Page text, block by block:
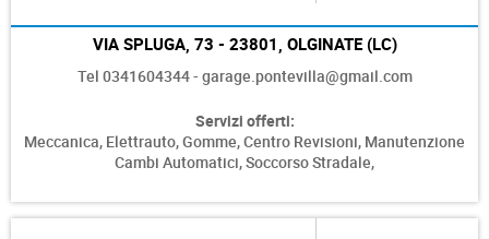
VIA SPLUGA, 73 - 23801, OLGINATE (LC)
Tel 0341604344 - garage.pontevilla@gmail.com
Servizi offerti:
Meccanica, Elettrauto,Gomme,Centro Revisioni, Manutenzione
Cambi Automatici,Soccorso Stradale,